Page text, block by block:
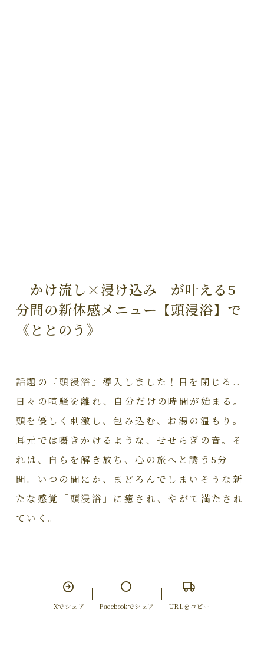
「かけ流し×浸け込み」が叶える5
分間の新体感メニュー【頭浸浴】で
《ととのう》
話題の『頭浸浴』導入しました！目を閉じる..
日々の喧騒を離れ、自分だけの時間が始まる。
頭を優しく刺激し、包み込む、お湯の温もり。
耳元では囁きかけるような、せせらぎの音。そ
れは、自らを解き放ち、心の旅へと誘う5分
間。いつの間にか、まどろんでしまいそうな新
たな感覚「頭浸浴」に癒され、やがて満たされ
ていく。
Xでシェア Facebookでシェア URLをコピー